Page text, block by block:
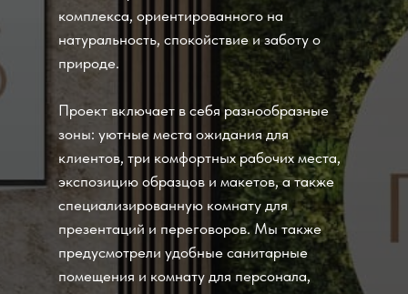
комплекса, ориентированного на
натуральность, спокойствие и заботу о
природе.
Проект включает в себя разнообразные
зоны: уютные места ожидания для
клиентов, три комфортных рабочих места,
экспозицию образцов и макетов, а также
специализированную комнату для
презентаций и переговоров. Мы также
предусмотрели удобные санитарные
помещения и комнату для персонала,